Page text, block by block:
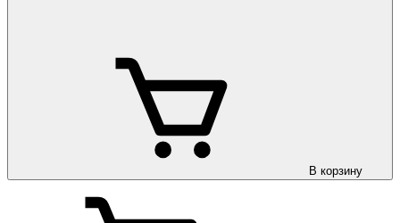
В корзину